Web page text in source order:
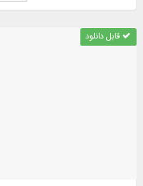
قابل دانلود